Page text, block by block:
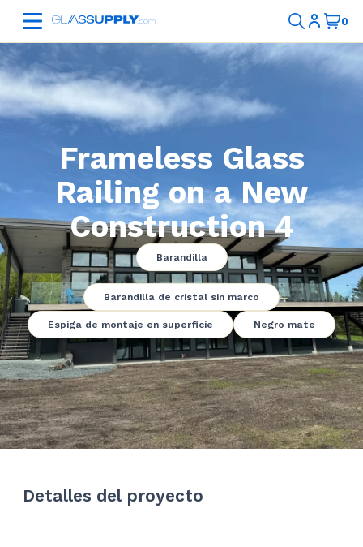
Frameless Glass
Railing on a New
Construction 4
Barandilla
Barandilla de cristal sin marco
Espiga de montaje en superficie Negro mate
Detalles del proyecto